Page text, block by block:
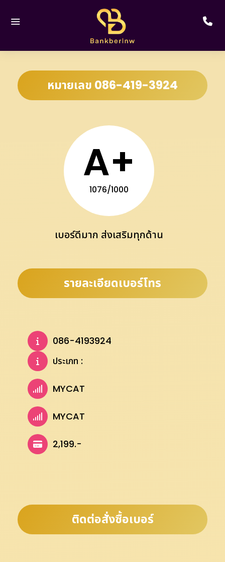
หมายเลข 086-419-3924
A+
1076/1000
เบอร์ดีมาก ส่งเสริมทุกด้าน
รายละเอียดเบอร์โทร
086-4193924
ประเภท :
MYCAT
MYCAT
2,199.-
ติดต่อสั่งซื้อเบอร์